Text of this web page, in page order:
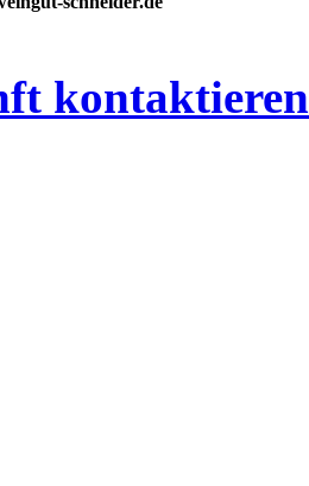
kontaktieren